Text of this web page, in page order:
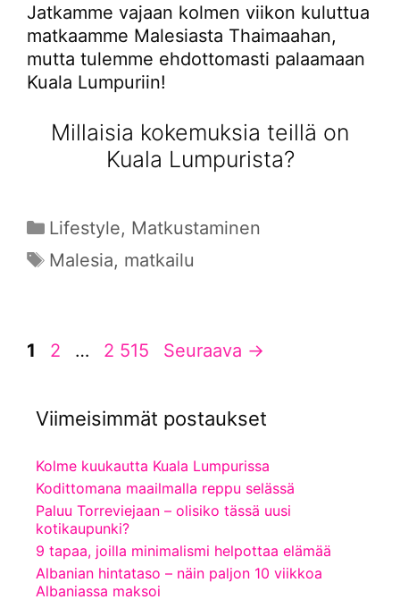
Jatkamme vajaan kolmen viikon kuluttua
matkaamme Malesiasta Thaimaahan,
mutta tulemme ehdottomasti palaamaan
Kuala Lumpuriin!
Millaisia kokemuksia teillä on
Kuala Lumpurista?
Kategoriat
Lifestyle, Matkustaminen
Avainsanat
Malesia, matkailu
Sivu
1 Sivu
2 … Sivu
2 515 Seuraava →
Viimeisimmät postaukset
Kolme kuukautta Kuala Lumpurissa
Kodittomana maailmalla reppu selässä
Paluu Torreviejaan – olisiko tässä uusi
kotikaupunki?
9 tapaa, joilla minimalismi helpottaa elämää
Albanian hintataso – näin paljon 10 viikkoa
Albaniassa maksoi